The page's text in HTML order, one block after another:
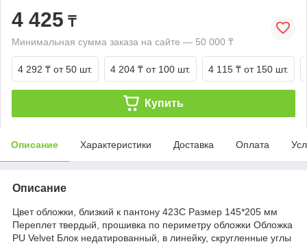
4 425 ₸
Минимальная сумма заказа на сайте — 50 000 ₸
4 292 ₸ от 50 шт. 4 204 ₸ от 100 шт. 4 115 ₸ от 150 шт.
Купить
Описание Характеристики Доставка Оплата
Описание
Цвет обложки, близкий к пантону 423C Размер 145*205 мм
Переплет твердый, прошивка по периметру обложки Обложка
PU Velvet Блок недатированный, в линейку, скругленные углы